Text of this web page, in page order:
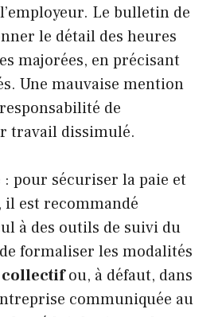
Le bulletin de
le détail des heures
majorées, en précisant
Une mauvaise mention
de
travail dissimulé.
pour sécuriser la paie et
est recommandé
à des outils de suivi du
formaliser les modalités
ou, à défaut, dans
communiquée au